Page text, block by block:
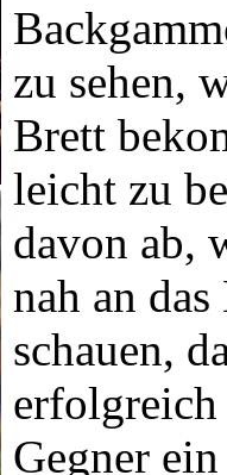
zu sehen,
Brett
leicht zu
davon ab,
nah an
schauen,
erfolgreich
Gegner